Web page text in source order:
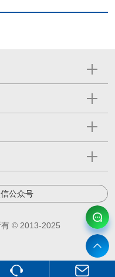
公众号
© 2013-2025